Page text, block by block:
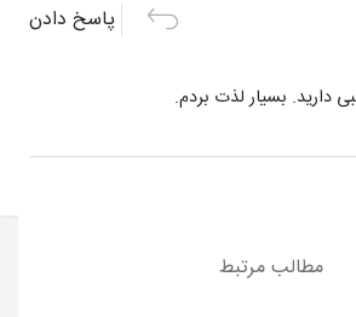
پاسخ دادن
دارید. بسیار لذت بردم.
مطالب مرتبط